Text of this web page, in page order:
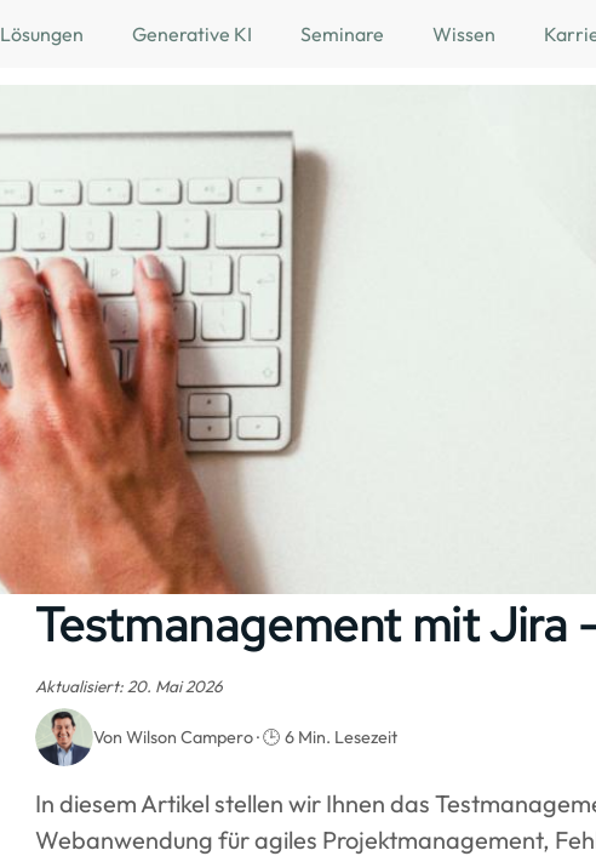
Lösungen Generative KI Seminare Wissen
Testmanagement mit Jira
Aktualisiert: 20. Mai 2026
Von Wilson Campero · 🕒 6 Min. Lesezeit
In diesem Artikel stellen wir Ihnen das
Webanwendung für agiles Projektmanagement,